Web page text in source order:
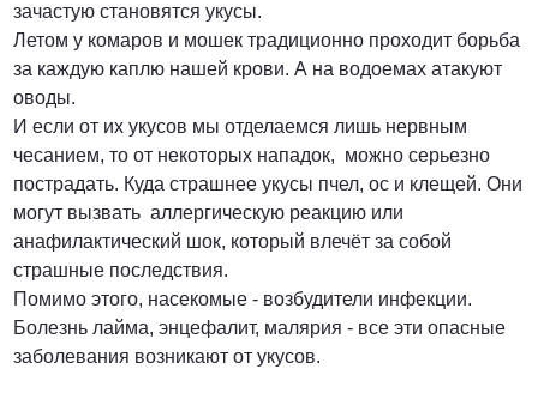
зачастую становятся укусы.
Летом у комаров и мошек традиционно проходит борьба
за каждую каплю нашей крови. А на водоемах атакуют
оводы.
И если от их укусов мы отделаемся лишь нервным
чесанием, то от некоторых нападок, можно серьезно
пострадать. Куда страшнее укусы пчел, ос и клещей. Они
могут вызвать аллергическую реакцию или
анафилактический шок, который влечёт за собой
страшные последствия.
Помимо этого, насекомые - возбудители инфекции.
Болезнь лайма, энцефалит, малярия - все эти опасные
заболевания возникают от укусов.